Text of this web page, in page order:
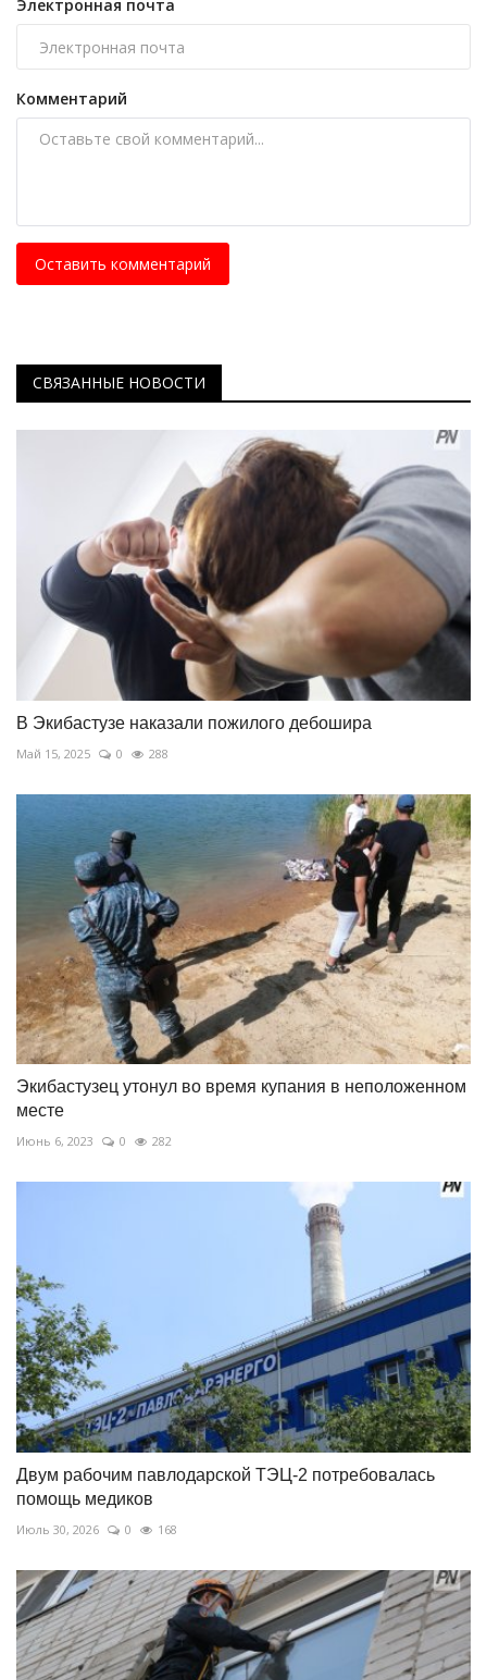
Электронная почта
Комментарий
Оставить комментарий
СВЯЗАННЫЕ НОВОСТИ
В Экибастузе наказали пожилого дебошира
Май 15, 2025 0 288
Экибастузец утонул во время купания в неположенном
месте
Июнь 6, 2023 0 282
Двум рабочим павлодарской ТЭЦ-2 потребовалась
помощь медиков
Июль 30, 2026 0 168